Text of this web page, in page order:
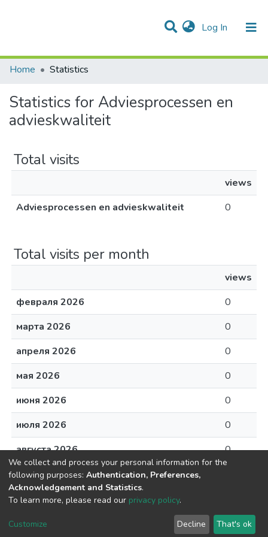
Log In (current)
Communities & Collections
All of DSpace
Home
Statistics
Statistics for Adviesprocessen en
advieskwaliteit
Total visits
views
Adviesprocessen en advieskwaliteit
0
Total visits per month
views
февраля 2026
0
марта 2026
0
апреля 2026
0
мая 2026
0
июня 2026
0
июля 2026
0
августа 2026
0
Cookie
End User
Agreement
Send
Feedback
We collect and process your personal information for the
following purposes: Authentication, Preferences,
Acknowledgement and Statistics.
To learn more, please read our privacy policy.
Customize Decline That's ok